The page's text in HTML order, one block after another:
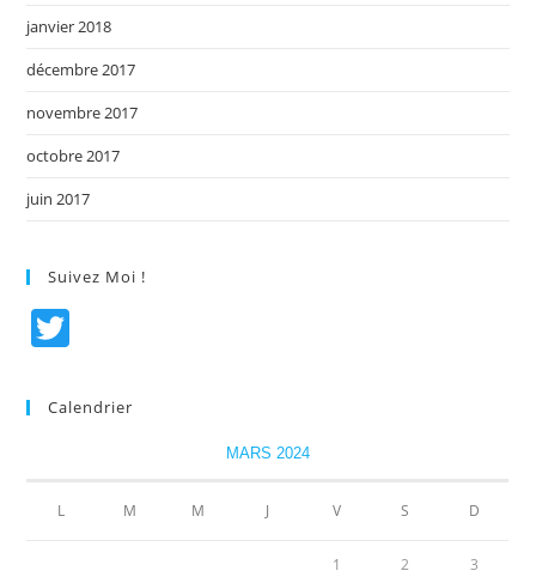
janvier 2018
décembre 2017
novembre 2017
octobre 2017
juin 2017
Suivez Moi !
itt
Calendrier
MARS 2024
L M M J V S D
1 2 3